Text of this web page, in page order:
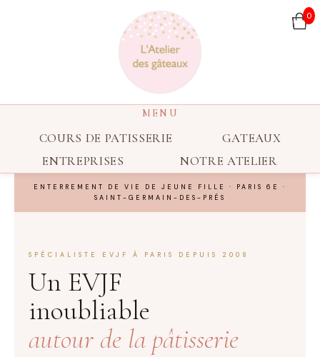
0
COURS DE PATISSERIE
GATEAUX
ENTREPRISES
NOTRE ATELIER
ENTERREMENT DE VIE DE JEUNE FILLE · PARIS 6E ·
SAINT-GERMAIN-DES-PRÉS
SPÉCIALISTE EVJF À PARIS DEPUIS 2008
Un EVJF
inoubliable
autour de la pâtisserie